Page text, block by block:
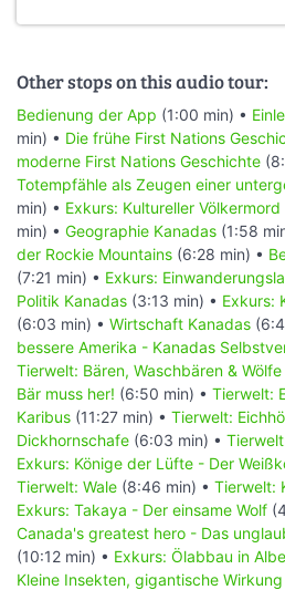
Other stops on this audio tour:
Bedienung der App (1:00 min) •
min) • Die frühe First Nations
moderne First Nations Geschichte
Totempfähle als Zeugen einer
min) • Exkurs: Kultureller
min) • Geographie Kanadas (1:58
der Rockie Mountains (6:28 min) •
(7:21 min) • Exkurs:
Politik Kanadas (3:13 min) • Exkurs:
(6:03 min) • Wirtschaft Kanadas
bessere Amerika - Kanadas
Tierwelt: Bären, Waschbären & Wölfe
Bär muss her! (6:50 min) • Tierwelt:
Karibus (11:27 min) • Tierwelt:
Dickhornschafe (6:03 min) •
Exkurs: Könige der Lüfte - Der
Tierwelt: Wale (8:46 min) • Tierwelt:
Exkurs: Takaya - Der einsame Wolf
Canada's greatest hero - Das
(10:12 min) • Exkurs: Ölabbau in
Kleine Insekten, gigantische